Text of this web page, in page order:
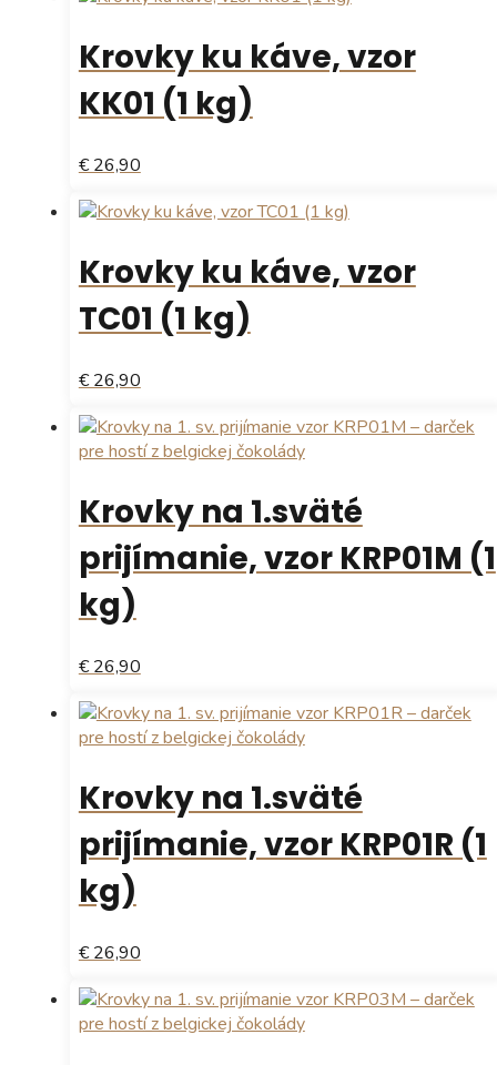
Krovky ku káve, vzor
KK01 (1 kg)
€ 26,90
Krovky ku káve, vzor
TC01 (1 kg)
€ 26,90
Krovky na 1.sväté
prijímanie, vzor KRP01M (1
kg)
€ 26,90
Krovky na 1.sväté
prijímanie, vzor KRP01R (1
kg)
€ 26,90